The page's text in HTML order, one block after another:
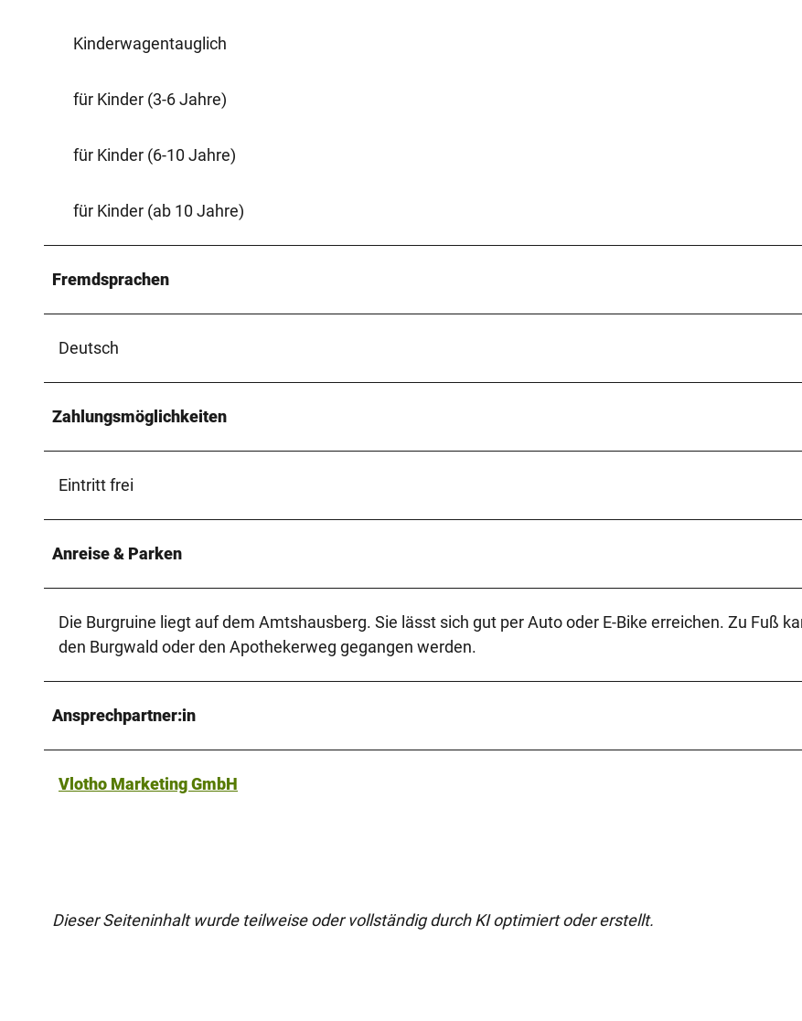
Kinderwagentauglich
für Kinder (3-6 Jahre)
für Kinder (6-10 Jahre)
für Kinder (ab 10 Jahre)
Fremdsprachen
Deutsch
Zahlungsmöglichkeiten
Eintritt frei
Anreise & Parken
Die Burgruine liegt auf dem Amtshausberg. Sie lässt sich gut per Auto oder E-Bike erreichen. Zu Fuß
den Burgwald oder den Apothekerweg gegangen werden.
Ansprechpartner:in
Vlotho Marketing GmbH
Dieser Seiteninhalt wurde teilweise oder vollständig durch KI optimiert oder erstellt.